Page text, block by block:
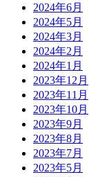
2024年6月
2024年5月
2024年3月
2024年2月
2024年1月
2023年12月
2023年11月
2023年10月
2023年9月
2023年8月
2023年7月
2023年5月